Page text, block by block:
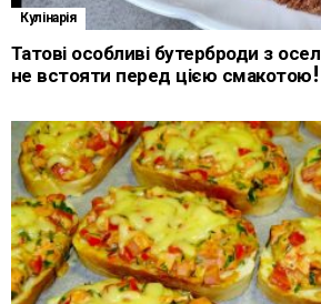
Кулінарія
Татові особливі бутерброди з
не встояти перед цією смакотою!